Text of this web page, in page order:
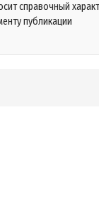
справочный
публикации